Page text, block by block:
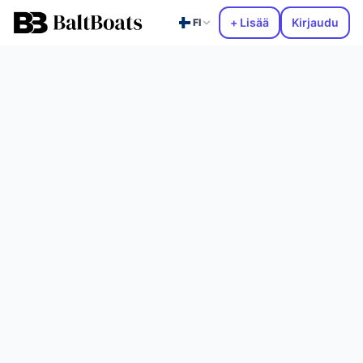
FI + Lisää Kirjaudu